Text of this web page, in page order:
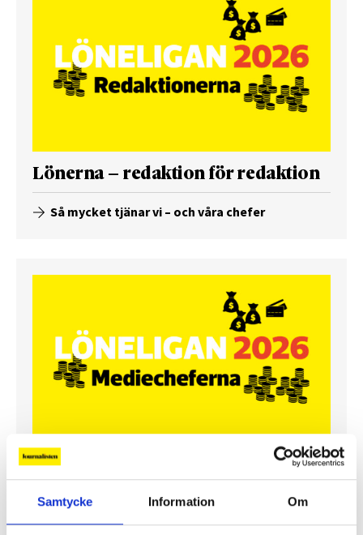
Samtycke Information Om
Lönerna – redaktion för redaktion
Så mycket tjänar vi – och våra chefer
Så mycket tjänar mediecheferna
Så mycket tjänar 260 mediechefer